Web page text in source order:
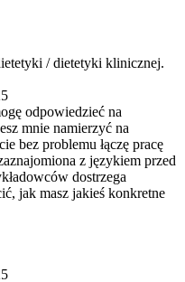
/ dietetyki klinicznej.
odpowiedzieć na
mnie namierzyć na
bez problemu łączę pracę
z językiem przed
dostrzega
jak masz jakieś konkretne